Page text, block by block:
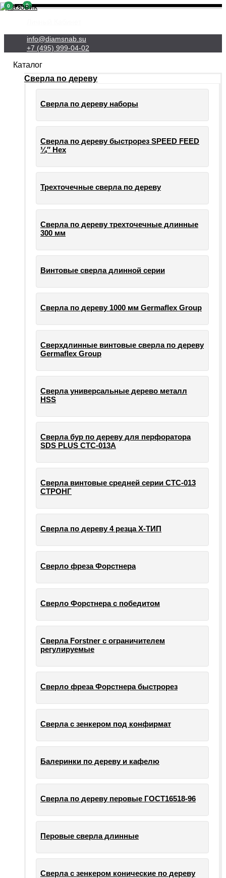
info@diamsnab.su
+7 (495) 999-04-02
0
Каталог
Сверла по дереву
Сверла по дереву наборы
Сверла по дереву быстрорез SPEED FEED
¼″ Hex
Трехточечные сверла по дереву
Сверла по дереву трехточечные длинные
300 мм
Винтовые сверла длинной серии
Сверла по дереву 1000 мм Germaflex Group
Сверхдлинные винтовые сверла по дереву
Germaflex Group
Сверла универсальные дерево металл
HSS
Cверла бур по дереву для перфоратора
SDS PLUS СТС-013А
Сверла винтовые средней серии СТС-013
СТРОНГ
Сверла по дереву 4 резца Х-ТИП
Сверло фреза Форстнера
Сверло Форстнера с победитом
Сверла Forstner с ограничителем
регулируемые
Сверло фреза Форстнера быстрорез
Сверла с зенкером под конфирмат
Балеринки по дереву и кафелю
Сверла по дереву перовые ГОСТ16518-96
Перовые сверла длинные
Сверла с зенкером конические по дереву
0